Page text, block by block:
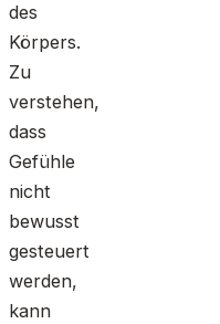
des
Körpers.
Zu
verstehen,
dass
Gefühle
nicht
bewusst
gesteuert
werden,
kann